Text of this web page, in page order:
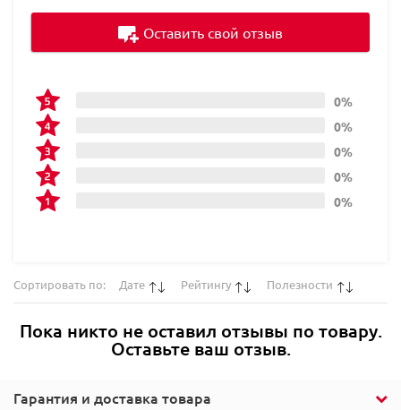
Гарантия и доставка товара
0%
0%
0%
0%
0%
Оставить свой отзыв
Сортировать по: Дате Рейтингу Полезности
Пока никто не оставил отзывы по товару.
Оставьте ваш отзыв.